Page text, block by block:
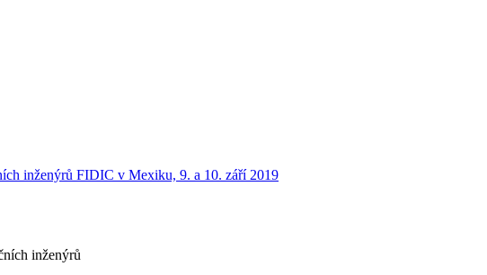
inženýrů FIDIC v Mexiku, 9. a 10. září 2019
inženýrů